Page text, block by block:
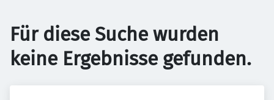
Für diese Suche wurden
keine Ergebnisse gefunden.